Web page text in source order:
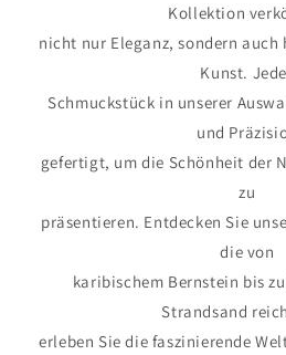
Kollektion
nicht nur Eleganz, sondern
Kunst.
Schmuckstück in unserer
und
gefertigt, um die Schönheit der
zu
präsentieren. Entdecken Sie
die von
karibischem Bernstein bis
Strandsand
erleben Sie die faszinierende